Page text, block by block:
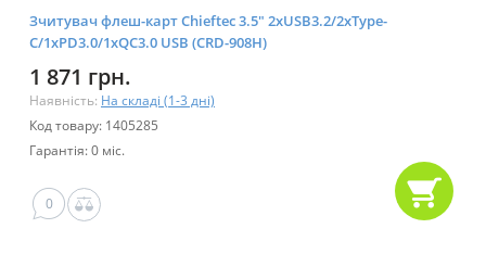
Зчитувач флеш-карт Chieftec 3.5" 2xUSB3.2/2xType-
C/1xPD3.0/1xQC3.0 USB (CRD-908H)
1 871 грн.
Наявність: На складі (1-3 дні)
Код товару: 1405285
Гарантія: 0 міс.
0